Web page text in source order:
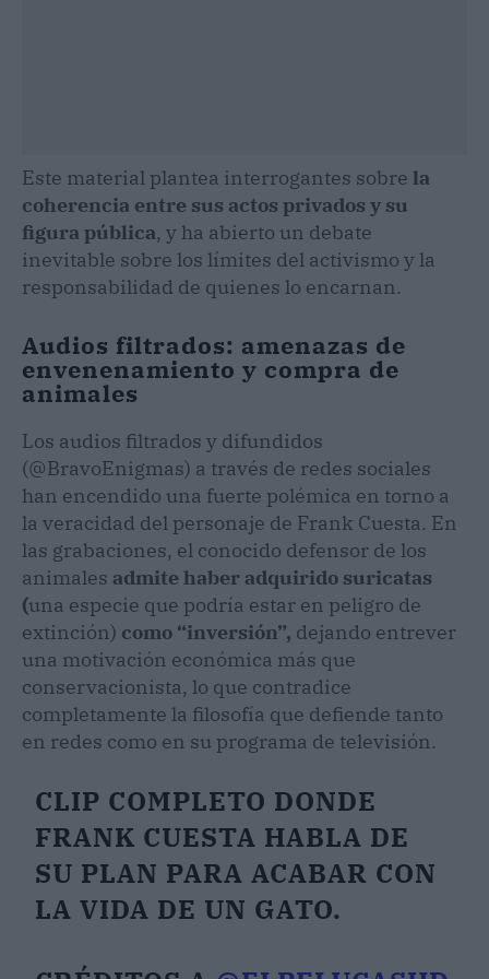
Este material plantea interrogantes sobre la
coherencia entre sus actos privados y su
figura pública, y ha abierto un debate
inevitable sobre los límites del activismo y la
responsabilidad de quienes lo encarnan.
Audios filtrados: amenazas de
envenenamiento y compra de
animales
Los audios filtrados y difundidos
(@BravoEnigmas) a través de redes sociales
han encendido una fuerte polémica en torno a
la veracidad del personaje de Frank Cuesta. En
las grabaciones, el conocido defensor de los
animales admite haber adquirido suricatas
(una especie que podría estar en peligro de
extinción) como “inversión”, dejando entrever
una motivación económica más que
conservacionista, lo que contradice
completamente la filosofía que defiende tanto
en redes como en su programa de televisión.
CLIP COMPLETO DONDE
FRANK CUESTA HABLA DE
SU PLAN PARA ACABAR CON
LA VIDA DE UN GATO.